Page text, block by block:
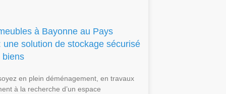
à Bayonne au Pays
une solution de stockage sécurisé
biens
en plein déménagement, en travaux
à la recherche d’un espace